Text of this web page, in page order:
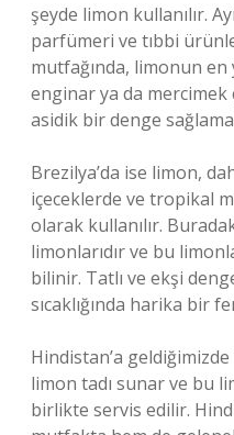
şeyde limon kullanılır.
parfümeri ve tıbbi
mutfağında, limonun en
enginar ya da mercimek
asidik bir denge
Brezilya’da ise limon,
içeceklerde ve tropikal
olarak kullanılır.
limonlarıdır ve bu
bilinir. Tatlı ve ekşi
sıcaklığında harika bir
Hindistan’a
limon tadı sunar ve bu
birlikte servis edilir.